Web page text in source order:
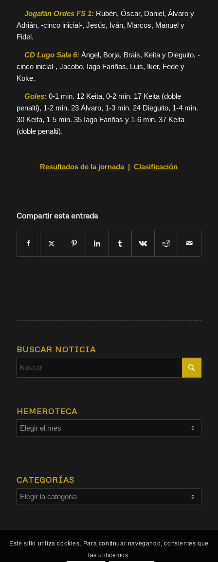
Jogafán Ordes FS 1: Rubén, Óscar, Daniel, Álvaro y
Adrián, -cinco inicial-, Jesús, Iván, Marcos, Manuel y
Fidel.
CD Lugo Sala 6: Ángel, Borja, Brais, Keita y Dieguito, -
cinco inicial-, Jacobo, Iago Fariñas, Luis, Iker, Fede y
Koke.
Goles: 0-1 min. 12 Keita, 0-2 min. 17 Keita (doble
penalti), 1-2 min. 23 Álvaro, 1-3 min. 24 Dieguito, 1-4 min.
30 Keita, 1-5 min. 35 Iago Fariñas y 1-6 min. 37 Keita
(doble penalti).
Resultados de la jornada |Clasificación
Compartir esta entrada
BUSCAR NOTICIA
HEMEROTECA
CATEGORÍAS
Este sitio utiliza cookies. Para continuar navegando, consientes que
las utilicemos.